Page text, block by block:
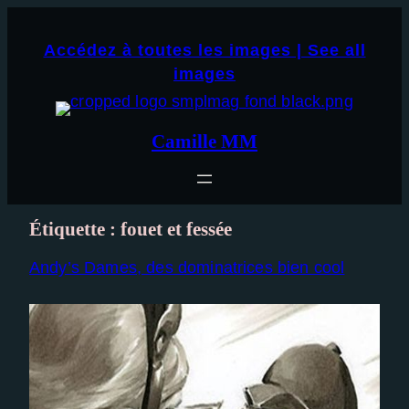
Accédez à toutes les images | See all
images
Camille MM
Étiquette : fouet et fessée
Andy’s Dames, des dominatrices bien cool